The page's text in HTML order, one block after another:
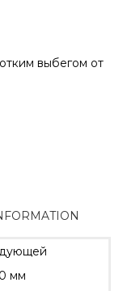
выбегом от
мм